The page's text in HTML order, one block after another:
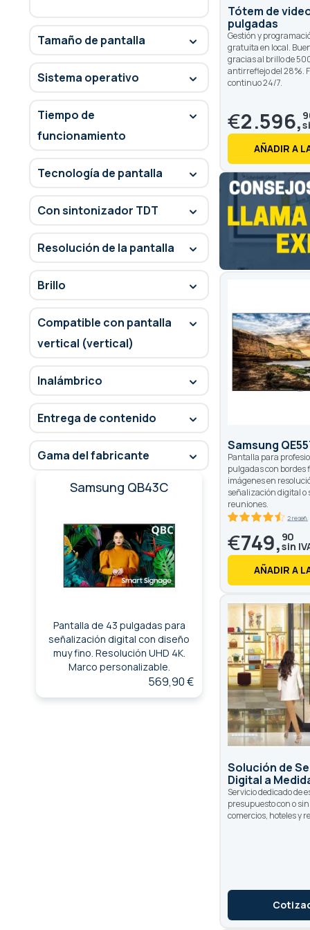
Tótem de
pulgadas
Gestión y
gratuita en local.
gracias al brillo de
antirreflejo del 28%.
continuo 24/7.
€2.596,
AÑADIR A
Samsung
Pantalla para
pulgadas con bordes
imágenes en
señalización digital o
reuniones.
2
€749, 90
AÑADIR A
Solución de
Digital a
Servicio dedicado de
presupuesto con o
comercios, hoteles y
Tamaño de pantalla
Sistema operativo
Tiempo de
funcionamiento
Tecnología de pantalla
Con sintonizador TDT
Resolución de la pantalla
Brillo
Compatible con pantalla
vertical (vertical)
Inalámbrico
Entrega de contenido
Gama del fabricante
Samsung QB43C
Pantalla de 43 pulgadas para
señalización digital con diseño
muy fino. Resolución UHD 4K.
Marco personalizable.
569,90 €